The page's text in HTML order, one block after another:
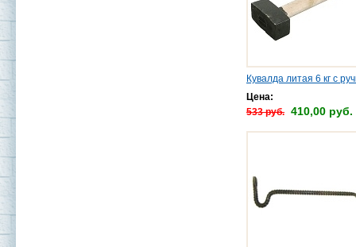
Кувалда литая 6 кг с
Цена:
533 руб. 410,00 руб.